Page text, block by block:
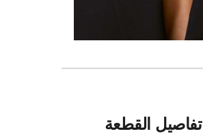
تفاصيل القطعة